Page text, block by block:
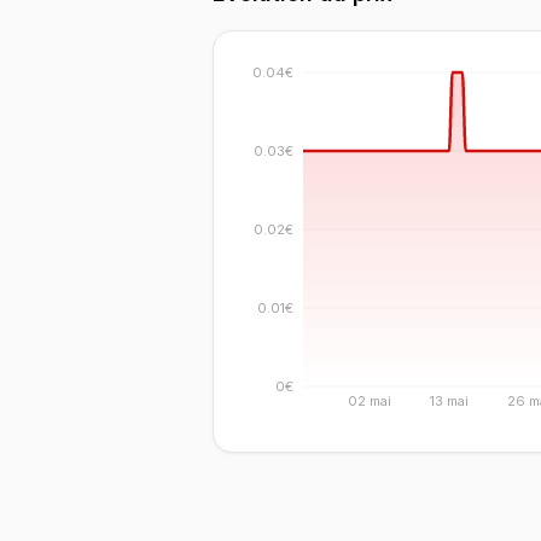
02 mai 13 mai 26
0€
0.01€
0.02€
0.03€
0.04€